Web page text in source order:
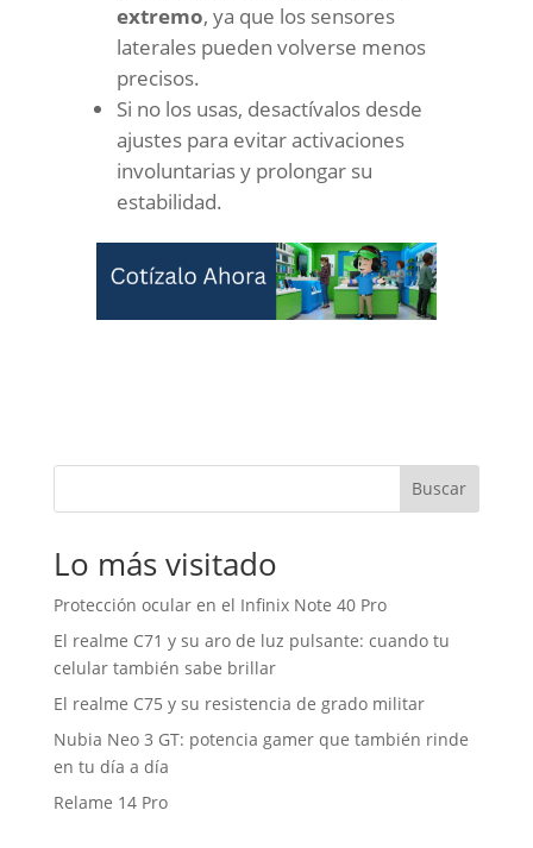
extremo, ya que los sensores
laterales pueden volverse menos
precisos.
Si no los usas, desactívalos desde
ajustes para evitar activaciones
involuntarias y prolongar su
estabilidad.
Buscar
Lo más visitado
Protección ocular en el Infinix Note 40 Pro
El realme C71 y su aro de luz pulsante: cuando tu
celular también sabe brillar
El realme C75 y su resistencia de grado militar
Nubia Neo 3 GT: potencia gamer que también rinde
en tu día a día
Relame 14 Pro